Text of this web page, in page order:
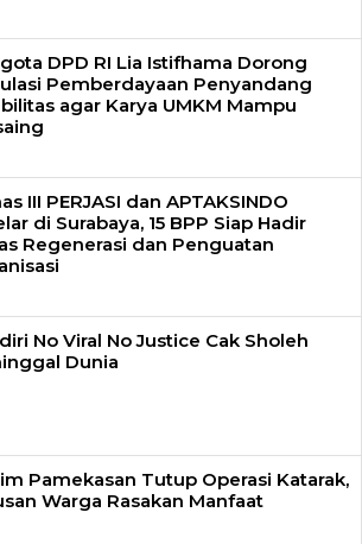
DPD RI Lia Istifhama Dorong
Pemberdayaan Penyandang
agar Karya UMKM Mampu
III PERJASI dan APTAKSINDO
di Surabaya, 15 BPP Siap Hadir
Regenerasi dan Penguatan
No Viral No Justice Cak Sholeh
Dunia
Pamekasan Tutup Operasi Katarak,
Warga Rasakan Manfaat